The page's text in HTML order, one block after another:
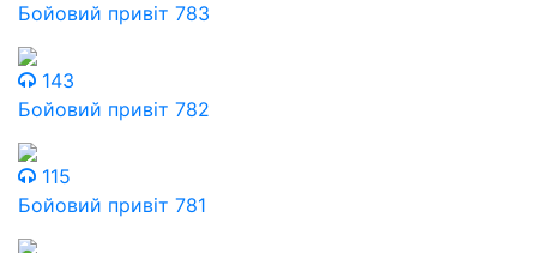
Бойовий привіт 783
143
Бойовий привіт 782
115
Бойовий привіт 781